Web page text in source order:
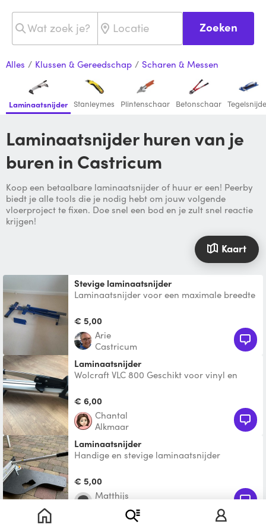
Zoeken
Alles / Klussen & Gereedschap / Scharen & Messen
Laminaatsnijder Stanleymes Plintenschaar Betonschaar
Laminaatsnijder huren van je
buren in Castricum
Koop een betaalbare laminaatsnijder of huur er een! Peerby
biedt je alle tools die je nodig hebt om jouw volgende
vloerproject te fixen. Doe snel een bod en je zult snel reactie
krijgen!
Kaart
Stevige laminaatsnijder
Laminaatsnijder voor een maximale breedte
€ 5,00
Arie
Castricum
Laminaatsnijder
Wolcraft VLC 800 Geschikt voor vinyl en
€ 6,00
Chantal
Alkmaar
Laminaatsnijder
Handige en stevige laminaatsnijder
€ 5,00
Matthijs
Heemskerk
Laminaat Snijder xl te huur.